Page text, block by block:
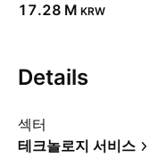
‪17.28 M‬ KRW
Details
섹터
테크놀로지 서비스